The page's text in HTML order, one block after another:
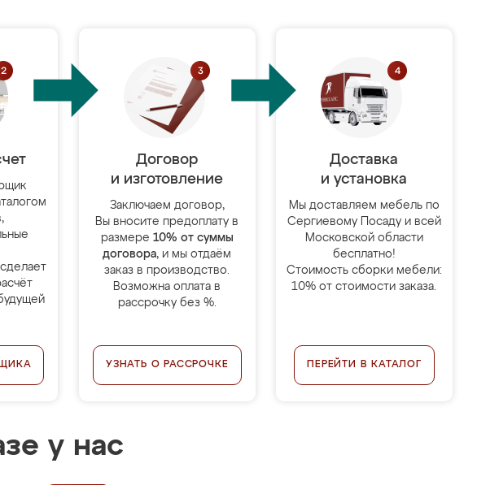
Договор
и изготовление
Заключаем договор,
Вы вносите предоплату в
размере 10% от суммы
договора, и мы отдаём
заказ в производство.
Возможна оплата в
рассрочку без %.
УЗНАТЬ О РАССРОЧКЕ
Доставка
и установка
Мы доставляем мебель по
Сергиевому Посаду и всей
Московской области
бесплатно!
Стоимость сборки мебели:
10% от стоимости заказа.
ПЕРЕЙТИ В КАТАЛОГ
у нас